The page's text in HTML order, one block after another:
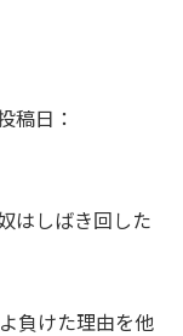
稿日：
はしばき回した
負けた理由を他